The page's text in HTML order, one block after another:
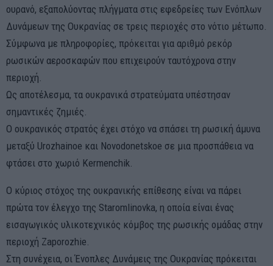
ουρανό, εξαπολύοντας πλήγματα στις εφεδρείες των Ενόπλων
Δυνάμεων της Ουκρανίας σε τρεις περιοχές στο νότιο μέτωπο.
Σύμφωνα με πληροφορίες, πρόκειται για αριθμό ρεκόρ
ρωσικών αεροσκαφών που επιχειρούν ταυτόχρονα στην
περιοχή.
Ως αποτέλεσμα, τα ουκρανικά στρατεύματα υπέστησαν
σημαντικές ζημιές.
Ο ουκρανικός στρατός έχει στόχο να σπάσει τη ρωσική άμυνα
μεταξύ Urozhainoe και Novodonetskoe σε μια προσπάθεια να
φτάσει στο χωριό Kermenchik.
Ο κύριος στόχος της ουκρανικής επίθεσης είναι να πάρει
πρώτα τον έλεγχο της Staromlinovka, η οποία είναι ένας
εισαγωγικός υλικοτεχνικός κόμβος της ρωσικής ομάδας στην
περιοχή Zaporozhie.
Στη συνέχεια, οι Ένοπλες Δυνάμεις της Ουκρανίας πρόκειται